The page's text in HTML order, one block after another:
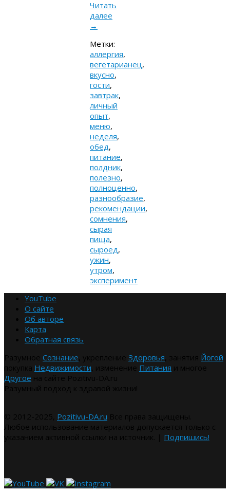
Читать
далее
→
Метки:
аллергия,
вегетарианец,
вкусно,
гости,
завтрак,
личный
опыт,
меню,
неделя,
обед,
питание,
полдник,
полезно,
полноценно,
разнообразие,
рекомендации,
сомнения,
сырая
пища,
сыроед,
ужин,
утром,
эксперимент
YouTube
О сайте
Об авторе
Карта
Обратная связь
Сознание Здоровья
Йогой
Недвижимости Питания
Другое
Pozitivu-DA.ru
Подпишись!